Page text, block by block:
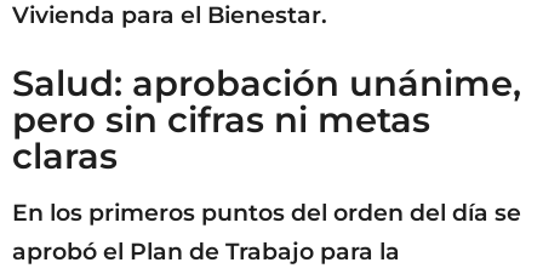
Vivienda para el Bienestar.
Salud: aprobación unánime,
pero sin cifras ni metas
claras
En los primeros puntos del orden del día se
aprobó el Plan de Trabajo para la